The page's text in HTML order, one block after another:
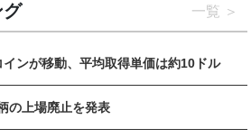
グ 一覧
ンが移動、平均取得単価は約10ドル
の上場廃止を発表